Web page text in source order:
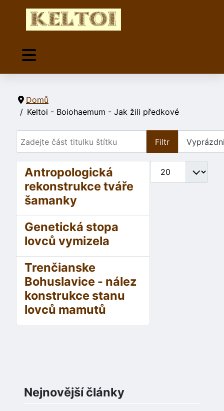
Domů
Keltoi - Boiohaemum - Jak žili předkové
Zadejte část titulku štítku
Filtr
Počet zobrazení
Antropologická
rekonstrukce tváře
šamanky
Genetická stopa
lovců vymizela
Trenčianske
Bohuslavice - nález
konstrukce stanu
lovců mamutů
Nejnovější články